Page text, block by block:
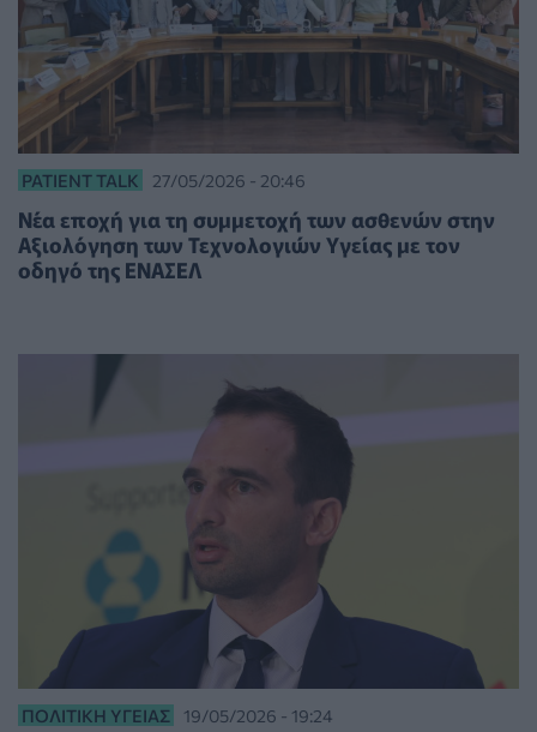
PATIENT TALK 27/05/2026 - 20:46
Νέα εποχή για τη συμμετοχή των ασθενών στην
Αξιολόγηση των Τεχνολογιών Υγείας με τον
οδηγό της ΕΝΑΣΕΛ
ΠΟΛΙΤΙΚΉ ΥΓΕΊΑΣ 19/05/2026 - 19:24